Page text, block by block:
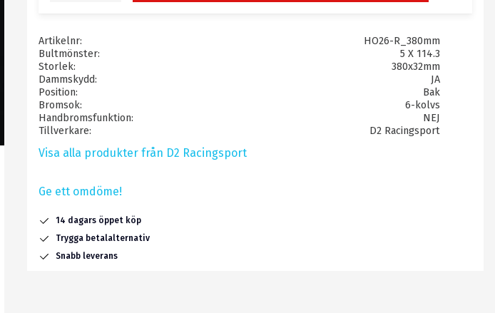
Artikelnr
HO26-R_380mm
Bultmönster
5 X 114.3
Storlek
380x32mm
Dammskydd
JA
Position
Bak
Bromsok
6-kolvs
Handbromsfunktion
NEJ
Tillverkare
D2 Racingsport
Visa alla produkter från D2 Racingsport
Ge ett omdöme!
14 dagars öppet köp
Trygga betalalternativ
Snabb leverans